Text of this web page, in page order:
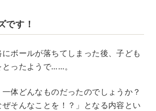
です！
ボールが落ちてしまった後、子ども
ったようで……。
体どんなものだったのでしょうか？
ぜそんなことを！？」となる内容とい